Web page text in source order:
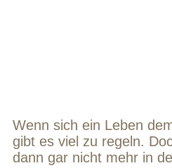
Wenn sich ein Leben
gibt es viel zu regeln.
dann gar nicht mehr in